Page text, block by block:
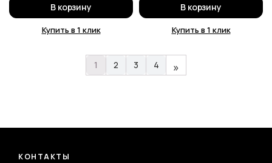
В корзину
Купить в 1 клик
В корзину
Купить в 1 клик
1 2 3 4 »
КОНТАКТЫ